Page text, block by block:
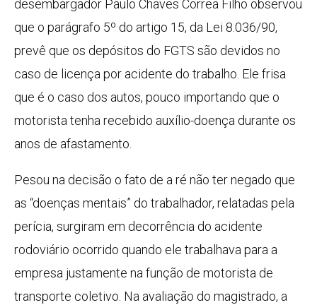
desembargador Paulo Chaves Correa Filho observou
que o parágrafo 5º do artigo 15, da Lei 8.036/90,
prevê que os depósitos do FGTS são devidos no
caso de licença por acidente do trabalho. Ele frisa
que é o caso dos autos, pouco importando que o
motorista tenha recebido auxílio-doença durante os
anos de afastamento.
Pesou na decisão o fato de a ré não ter negado que
as “doenças mentais” do trabalhador, relatadas pela
perícia, surgiram em decorrência do acidente
rodoviário ocorrido quando ele trabalhava para a
empresa justamente na função de motorista de
transporte coletivo. Na avaliação do magistrado, a